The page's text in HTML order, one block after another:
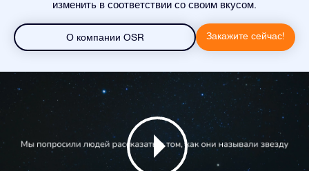
изменить в соответствии со своим вкусом.
О компании OSR Закажите сейчас!